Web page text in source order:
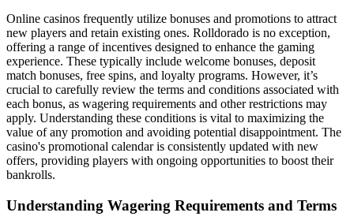
Online casinos frequently utilize bonuses and promotions to attract
new players and retain existing ones. Rolldorado is no exception,
offering a range of incentives designed to enhance the gaming
experience. These typically include welcome bonuses, deposit
match bonuses, free spins, and loyalty programs. However, it’s
crucial to carefully review the terms and conditions associated with
each bonus, as wagering requirements and other restrictions may
apply. Understanding these conditions is vital to maximizing the
value of any promotion and avoiding potential disappointment. The
casino's promotional calendar is consistently updated with new
offers, providing players with ongoing opportunities to boost their
bankrolls.
Understanding Wagering Requirements and Terms